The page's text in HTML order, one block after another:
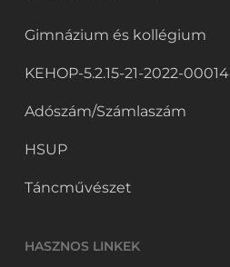
Gimnázium és kollégium
KEHOP-5.2.15-21-2022-00014
Adószám/Számlaszám
HSUP
Táncművészet
HASZNOS LINKEK